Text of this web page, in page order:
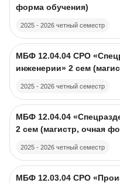
форма обучения)
2025 - 2026 четный семестр
Course image
Course name
МБФ 12.04.04 CPO
инженерии» 2 сем
2025 - 2026 четный семестр
Course image
Course name
МБФ 12.04.04
2 сем (магистр, очная
2025 - 2026 четный семестр
Course image
Course name
МБФ 12.03.04 CPO